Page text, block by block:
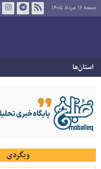
جمعه ۱۶ مرداد ۱۴۰۵
استان‌ها
وبگردی